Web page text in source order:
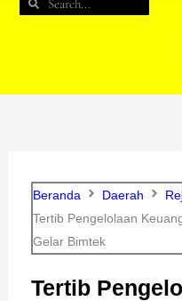
Beranda Daerah
Tertib Pengelolaan
Gelar Bimtek
Tertib